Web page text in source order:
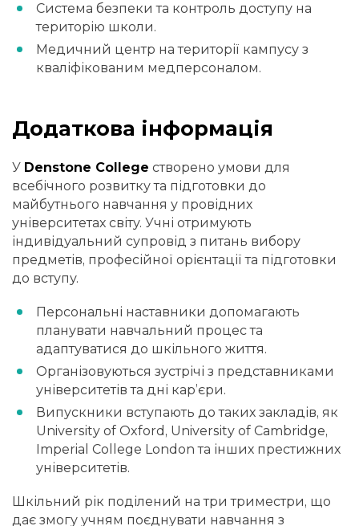
Система безпеки та контроль доступу на
територію школи.
Медичний центр на території кампусу з
кваліфікованим медперсоналом.
Додаткова інформація
У Denstone College створено умови для
всебічного розвитку та підготовки до
майбутнього навчання у провідних
університетах світу. Учні отримують
індивідуальний супровід з питань вибору
предметів, професійної орієнтації та підготовки
до вступу.
Персональні наставники допомагають
планувати навчальний процес та
адаптуватися до шкільного життя.
Організовуються зустрічі з представниками
університетів та дні кар’єри.
Випускники вступають до таких закладів, як
University of Oxford, University of Cambridge,
Imperial College London та інших престижних
університетів.
Шкільний рік поділений на три триместри, що
дає змогу учням поєднувати навчання з